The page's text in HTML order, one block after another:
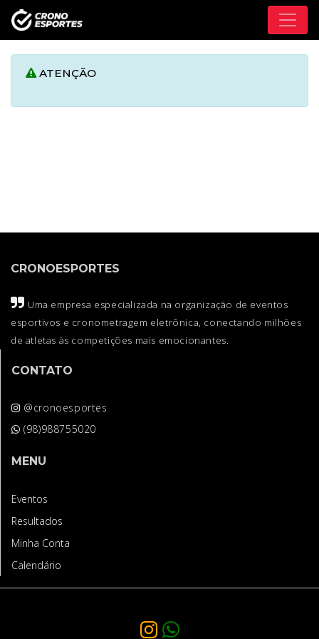
ATENÇÃO
CRONOESPORTES
Uma empresa especializada na organização de eventos
esportivos e cronometragem eletrônica, conectando milhões
de atletas às competições mais emocionantes.
CONTATO
@cronoesportes
(98)988755020
MENU
Eventos
Resultados
Minha Conta
Calendário